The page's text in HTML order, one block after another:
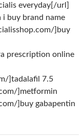
everyday[/url]
buy brand name
]buy
prescription online
]tadalafil 7.5
]metformin
]buy gabapentin